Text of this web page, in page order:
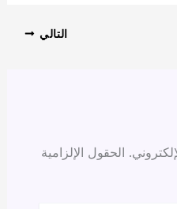
التالي
الحقول الإلزامية